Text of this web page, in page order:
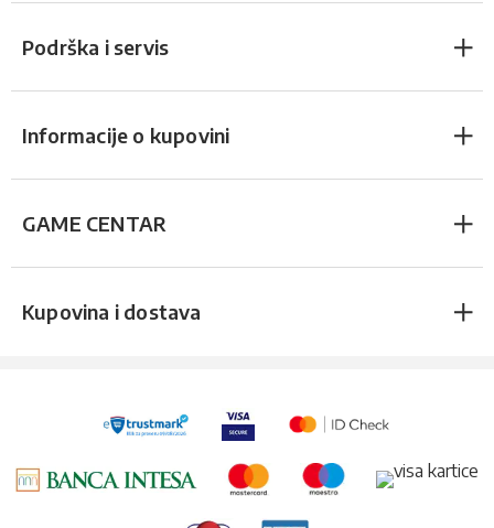
Podrška i servis
Informacije o kupovini
GAME CENTAR
Kupovina i dostava